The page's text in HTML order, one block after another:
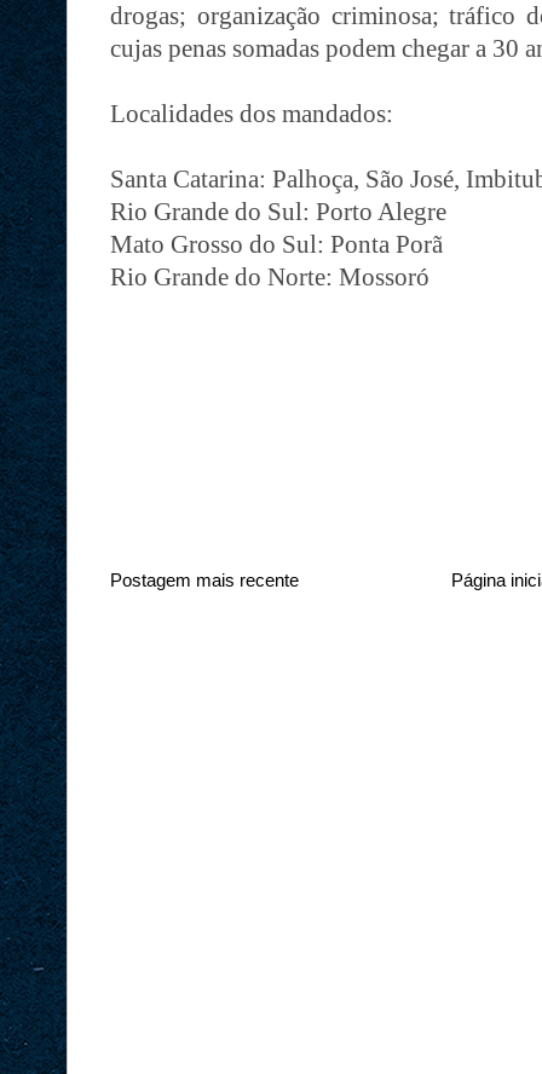
drogas; organização criminosa; tráfico
cujas penas somadas podem chegar a 30
Localidades dos mandados:
Santa Catarina: Palhoça, São José,
Rio Grande do Sul: Porto Alegre
Mato Grosso do Sul: Ponta Porã
Rio Grande do Norte: Mossoró
Postagem mais recente Página